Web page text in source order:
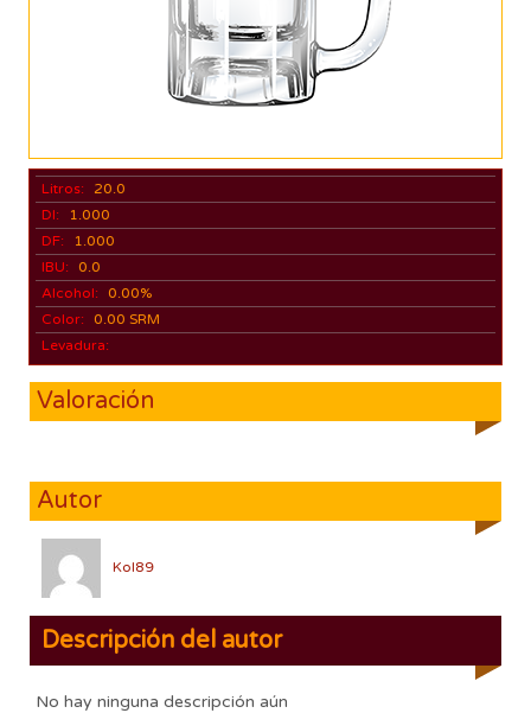
Litros:
20.0
DI:
1.000
DF:
1.000
IBU:
0.0
Alcohol:
0.00%
Color:
0.00 SRM
Levadura:
Valoración
Autor
Kol89
Descripción del autor
No hay ninguna descripción aún